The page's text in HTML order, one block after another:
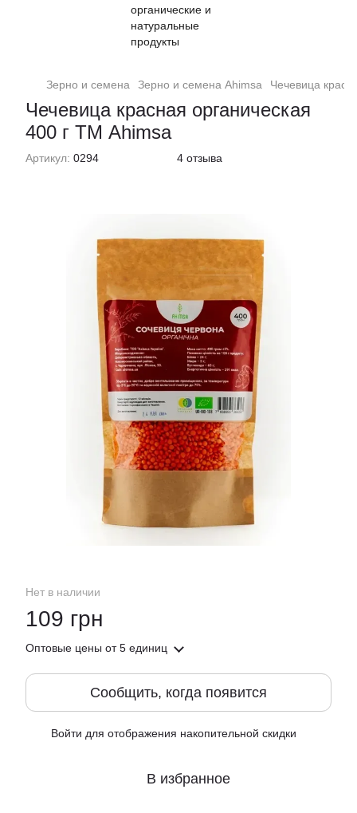
Зерно и семена Зерно и семена Ahimsa Чечевица
Чечевица красная органическая
400 г ТМ Ahimsa
Артикул: 0294 4 отзыва
Нет в наличии
109 грн
Оптовые цены от 5 единиц
Сообщить, когда появится
Войти для отображения накопительной скидки
В избранное